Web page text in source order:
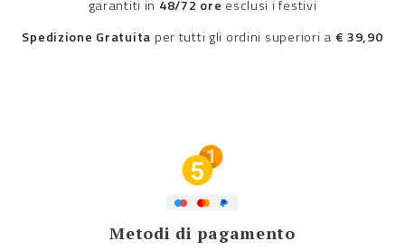
garantiti in 48/72 ore esclusi i festivi
Spedizione Gratuita per tutti gli ordini superiori a € 39,90
Metodi di pagamento